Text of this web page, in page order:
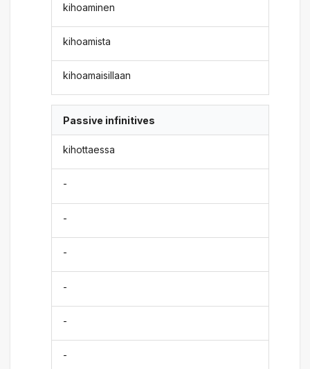
kihoaminen
kihoamista
kihoamaisillaan
Passive infinitives
kihottaessa
-
-
-
-
-
-